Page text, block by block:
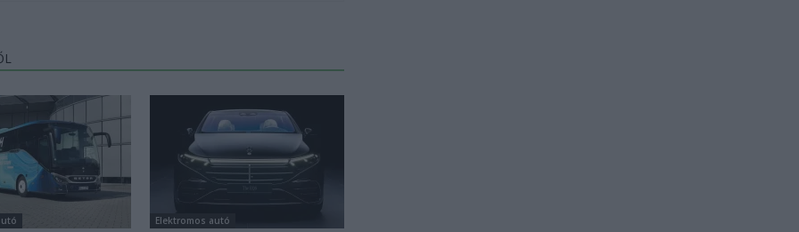
Elektromos autó